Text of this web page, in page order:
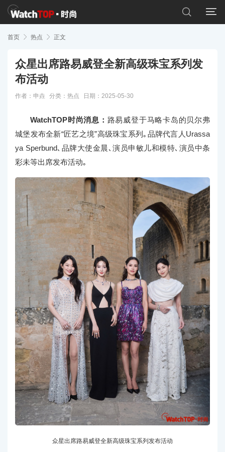


首页  热点  正文
众星出席路易威登全新高级珠宝系列发
布活动
作者：申垚 分类： 热点 日期：2025-05-30
WatchTOP时尚消息： 路易威登于马略卡岛的贝尔弗
城堡发布全新“匠艺之境”高级珠宝系列｡品牌代言人Urassa
ya Sperbund､品牌大使金晨､演员申敏儿和模特､演员中条
彩未等出席发布活动｡
众星出席路易威登全新高级珠宝系列发布活动